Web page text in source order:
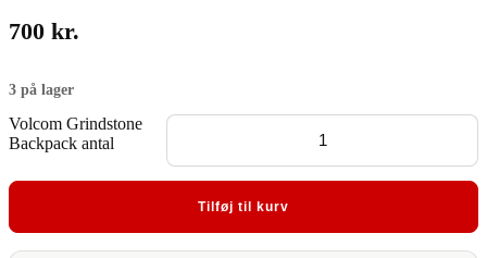
700 kr.
3 på lager
Volcom Grindstone
Backpack antal
Tilføj til kurv